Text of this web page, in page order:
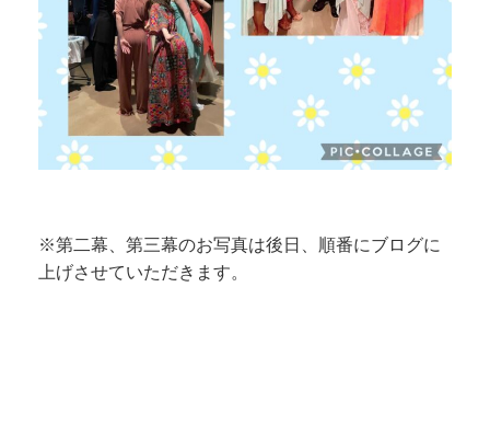
※第二幕、第三幕のお写真は後日、順番にブログに
上げさせていただきます。